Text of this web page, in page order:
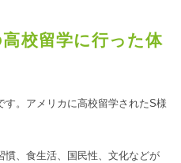
校留学に行った体
す。アメリカに高校留学されたS様
慣、食生活、国民性、文化などが